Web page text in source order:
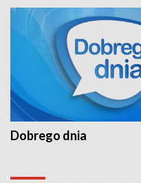
Dobrego dnia